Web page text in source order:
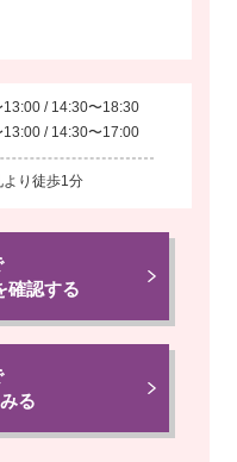
/ 14:30〜18:30
/ 14:30〜17:00
り 徒歩1分
確認する
る